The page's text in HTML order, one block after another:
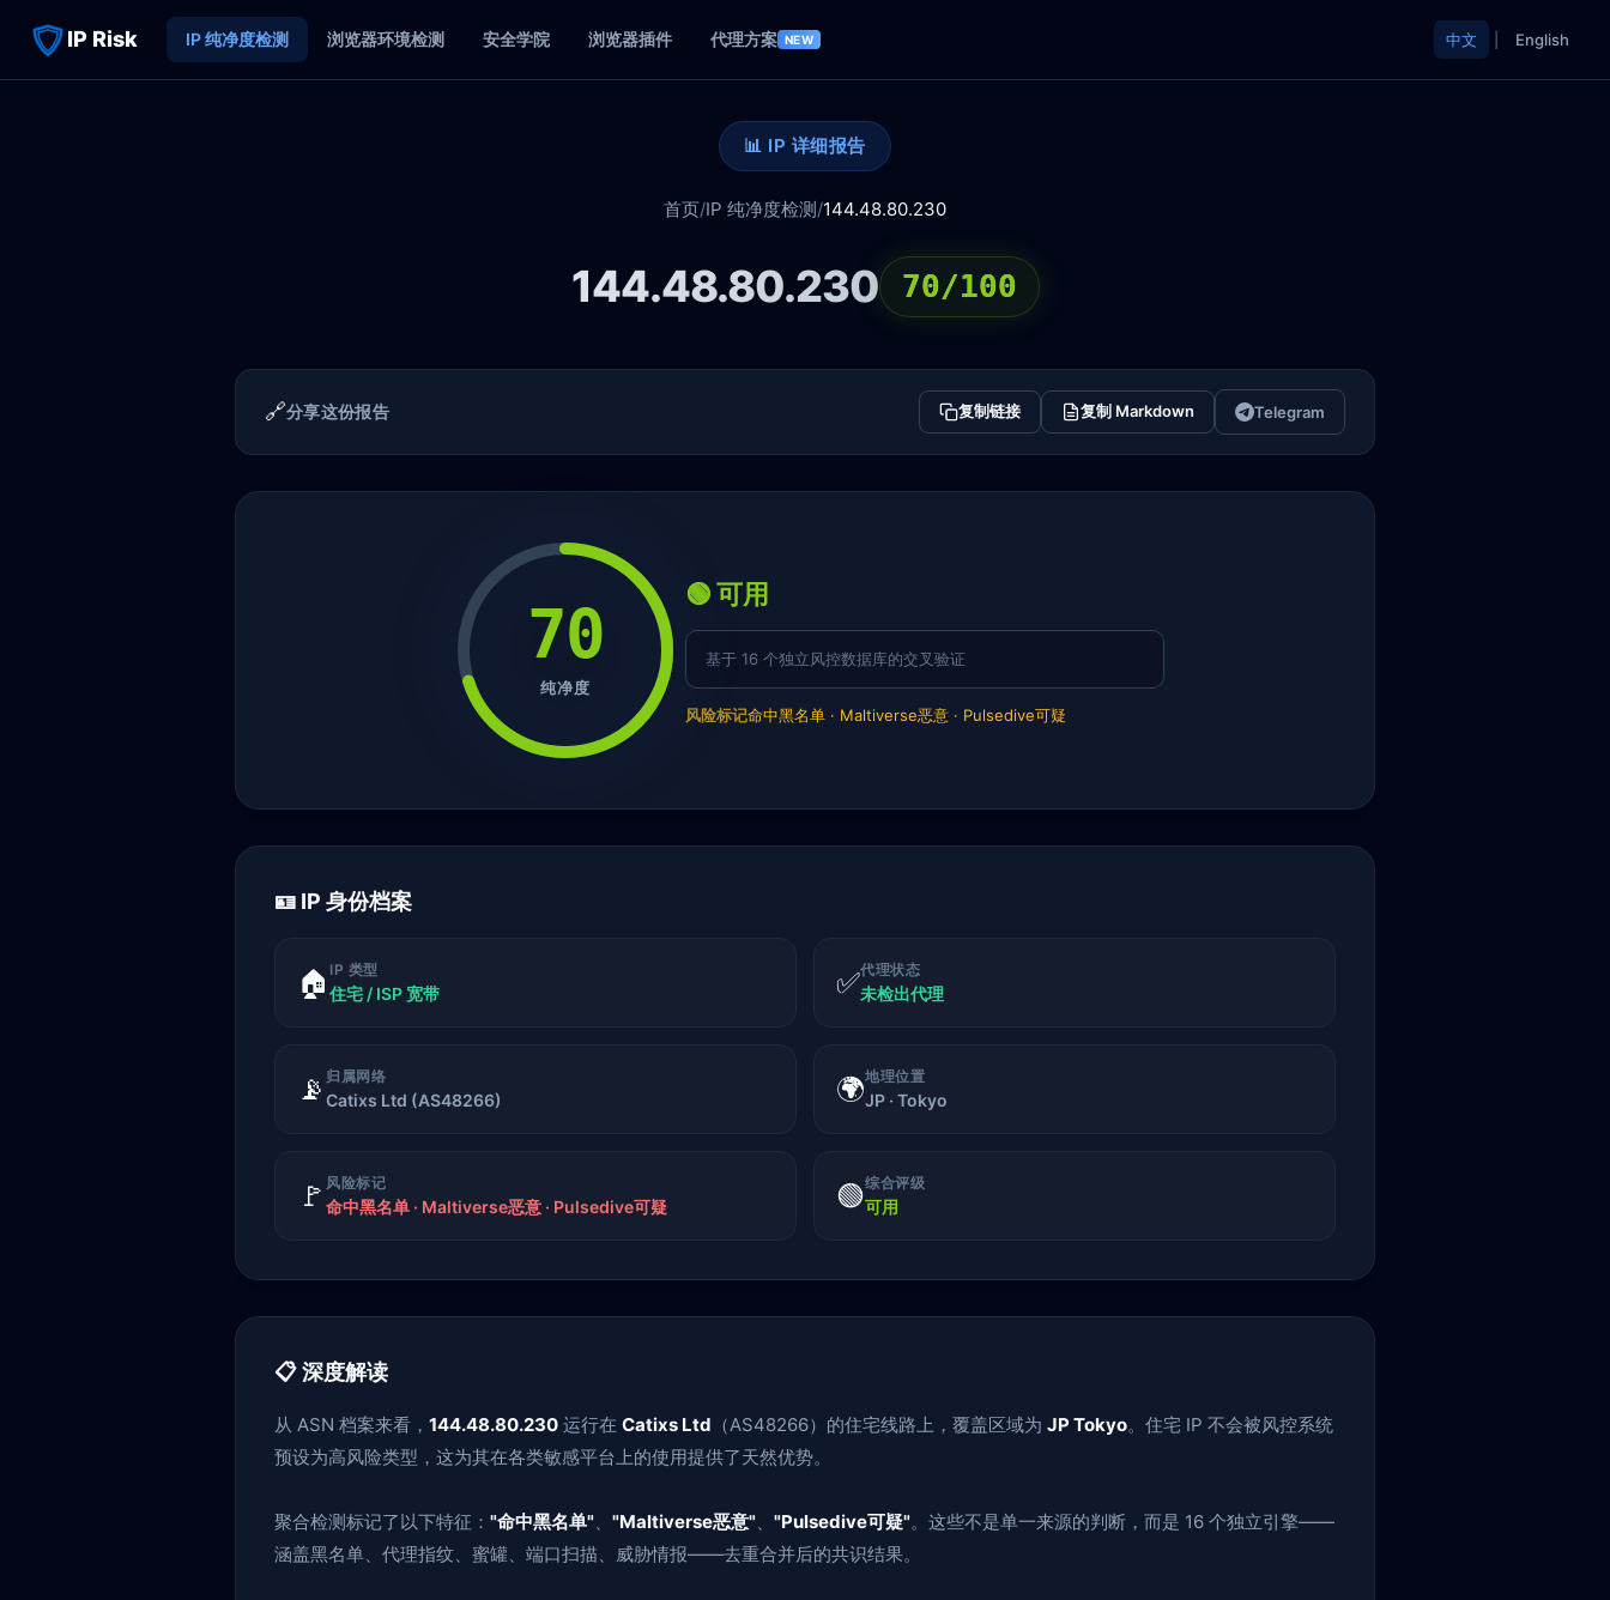
IP Risk IP 纯净度检测 浏览器环境检测 安全学院 浏览器插件 代理方案 NEW 中文 English
📊 IP 详细报告
首页/IP 纯净度检测/144.48.80.230
144.48.80.230 70/100
🔗分享这份报告 复制链接 复制 Markdown Telegram
70
纯净度
🟢 可用
基于 16 个独立风控数据库的交叉验证
风险标记命中黑名单 · Maltiverse恶意 · Pulsedive可疑
🪪 IP 身份档案
🏠 IP 类型
住宅 / ISP 宽带 ✅代理状态
未检出代理
📡 归属网络
Catixs Ltd (AS48266) 🌍地理位置
JP · Tokyo
🚩 风险标记
命中黑名单 · Maltiverse恶意 · Pulsedive可疑 🟢综合评级
可用
📋 深度解读
从 ASN 档案来看， 144.48.80.230 运行在 Catixs Ltd （AS48266）的住宅线路上，覆盖区域为 JP Tokyo。住宅 IP 不会被风控系统
预设为高风险类型，这为其在各类敏感平台上的使用提供了天然优势。
聚合检测标记了以下特征： "命中黑名单"、 "Maltiverse恶意"、 "Pulsedive可疑"。这些不是单一来源的判断，而是 16 个独立引擎——
涵盖黑名单、代理指纹、蜜罐、端口扫描、威胁情报——去重合并后的共识结果。